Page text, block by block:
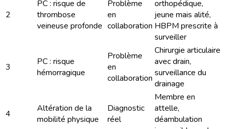
2
PC : risque de
thrombose
veineuse profonde
Problème
en
collaboration
orthopédique,
jeune mais alité,
HBPM prescrite à
surveiller
3
PC : risque
hémorragique
Problème
en
collaboration
Chirurgie articulaire
avec drain,
surveillance du
drainage
4
Altération de la
mobilité physique
Diagnostic
réel
Membre en
attelle,
déambulation